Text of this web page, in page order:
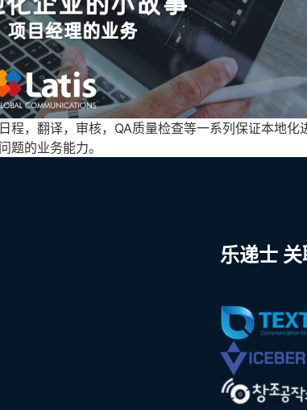
，翻译，审核，QA质量检查等一系列保证本地化
题的业务能力。
乐递士